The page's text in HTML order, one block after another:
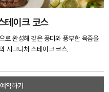
테이크 코스
로 완성해 깊은 풍미와 풍부한 육즙을
시그니처 스테이크 코스.
예약하기